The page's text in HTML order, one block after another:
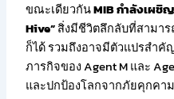
ขณะเดียวกันMIB กำลังเผชิ
Hive”สิ่งมีชีวิตลึกลับที่สามา
ก็ได้ รวมถึงอาจมีตัวแปรสำคั
ภารกิจของ Agent M และ
และปกป้องโลกจากภัยคุกคา